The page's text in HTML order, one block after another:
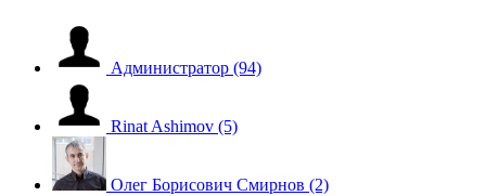
Администратор (94)
Rinat Ashimov (5)
Олег Борисович Смирнов (2)